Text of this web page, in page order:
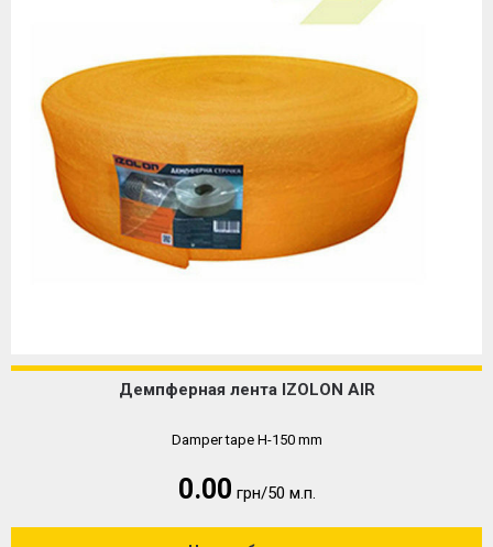
Демпферная лента IZOLON AIR
Damper tape H-150 mm
0.00 грн/50 м.п.